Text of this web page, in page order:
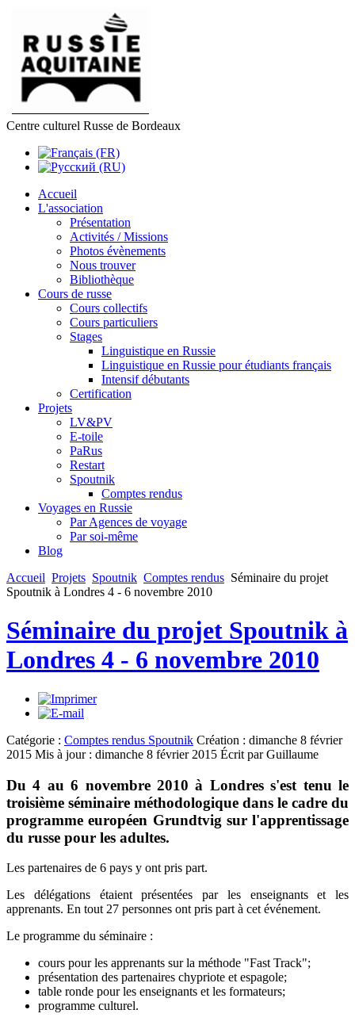
Centre culturel Russe de Bordeaux
Accueil
L'association
Présentation
Activités / Missions
Photos évènements
Nous trouver
Bibliothèque
Cours de russe
Cours collectifs
Cours particuliers
Stages
Linguistique en Russie
Linguistique en Russie pour étudiants français
Intensif débutants
Certification
Projets
LV&PV
E-toile
PaRus
Restart
Spoutnik
Comptes rendus
Voyages en Russie
Par Agences de voyage
Par soi-même
Blog
Accueil Projets Spoutnik Comptes rendus Séminaire du projet
Spoutnik à Londres 4 - 6 novembre 2010
Séminaire du projet Spoutnik à
Londres 4 - 6 novembre 2010
Catégorie : Comptes rendus Spoutnik Création : dimanche 8 février
2015 Mis à jour : dimanche 8 février 2015 Écrit par Guillaume
Du 4 au 6 novembre 2010 à Londres s'est tenu le
troisième séminaire méthodologique dans le cadre du
programme européen Grundtvig sur l'apprentissage
du russe pour les adultes.
Les partenaires de 6 pays y ont pris part.
Les délégations étaient présentées par les enseignants et les
apprenants. En tout 27 personnes ont pris part à cet événement.
Le programme du séminaire :
cours pour les apprenants sur la méthode "Fast Track";
présentation des partenaires chypriote et espagole;
table ronde pour les enseignants et les formateurs;
programme culturel.